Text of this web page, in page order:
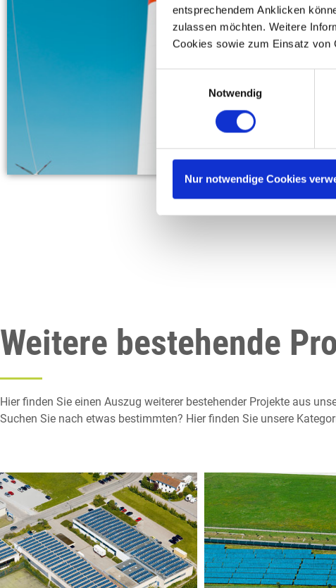
entsprechendem Anklicken
zulassen möchten. Weitere
Cookies sowie zum Einsatz von
Notwendig
Nur notwendige Cookies
Weitere bestehende
Hier finden Sie einen Auszug weiterer bestehender Projekte aus
Suchen Sie nach etwas bestimmten? Hier finden Sie unsere
____
Solaranlage
Raiffeisenstraße -
Schwäbisch Hall
Solpark I